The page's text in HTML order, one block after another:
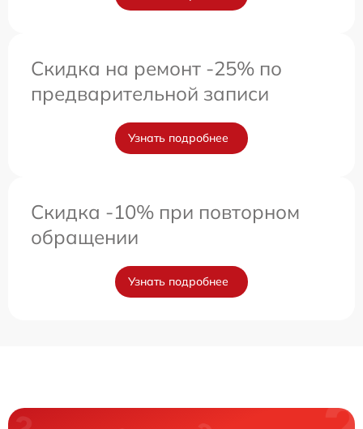
Скидка на ремонт -25% по
предварительной записи
Узнать подробнее
Скидка -10% при повторном
обращении
Узнать подробнее